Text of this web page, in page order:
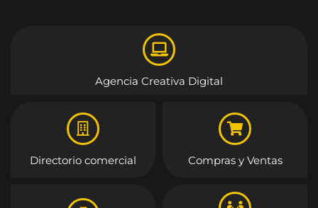
Agencia Creativa Digital
Directorio comercial Compras y Ventas